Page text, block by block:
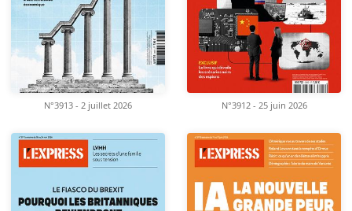
N°3913 - 2 juillet 2026 N°3912 - 25 juin 2026